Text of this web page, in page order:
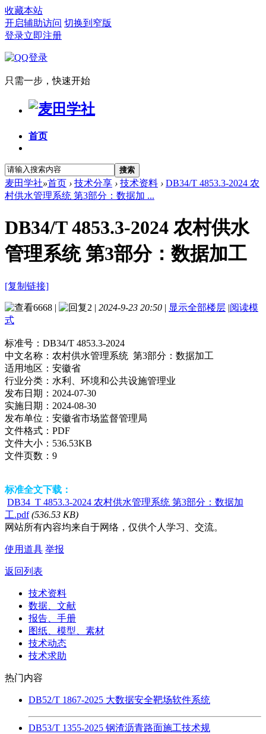
收藏本站
开启辅助访问 切换到窄版
登录立即注册
只需一步，快速开始
首页
搜索
麦田学社»首页 › 技术分享 › 技术资料 › DB34/T 4853.3-2024 农
村供水管理系统 第3部分：数据加 ...
DB34/T 4853.3-2024 农村供水
管理系统 第3部分：数据加工
[复制链接]
6668 | 2 | 2024-9-23 20:50 | 显示全部楼层 |阅读模
式
标准号： DB34/T 4853.3-2024
中文名称： 农村供水管理系统 第3部分：数据加工
适用地区： 安徽省
行业分类： 水利、环境和公共设施管理业
发布日期： 2024-07-30
实施日期： 2024-08-30
发布单位： 安徽省市场监督管理局
文件格式： PDF
文件大小： 536.53KB
文件页数： 9
标准全文下载：
DB34_T 4853.3-2024 农村供水管理系统 第3部分：数据加
工.pdf (536.53 KB)
网站所有内容均来自于网络，仅供个人学习、交流。
使用道具 举报
返回列表
技术资料
数据、文献
报告、手册
图纸、模型、素材
技术动态
技术求助
热门内容
DB52/T 1867-2025 大数据安全靶场软件系统
DB53/T 1355-2025 钢渣沥青路面施工技术规